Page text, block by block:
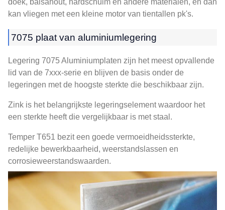
doek, balsahout, hardschuim en andere materialen, en dan
kan vliegen met een kleine motor van tientallen pk's.
7075 plaat van aluminiumlegering
Legering 7075 Aluminiumplaten zijn het meest opvallende
lid van de 7xxx-serie en blijven de basis onder de
legeringen met de hoogste sterkte die beschikbaar zijn.
Zink is het belangrijkste legeringselement waardoor het
een sterkte heeft die vergelijkbaar is met staal.
Temper T651 bezit een goede vermoeidheidssterkte,
redelijke bewerkbaarheid, weerstandslassen en
corrosieweerstandswaarden.